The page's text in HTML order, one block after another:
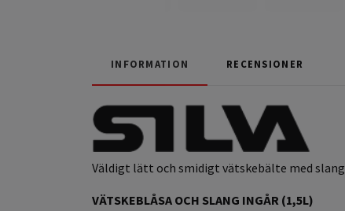
INFORMATION RECENSIONER
Väldigt lätt och smidigt vätskebälte med
VÄTSKEBLÅSA OCH SLANG INGÅR (1,5L)